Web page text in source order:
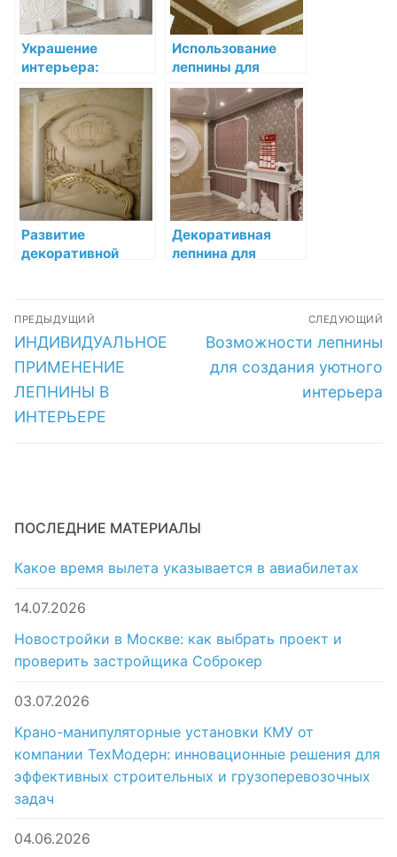
Украшение
интерьера:
Лепнина в стиле
барокко
Использование
лепнины для
создания
акцентных точек
Развитие
декоративной
Декоративная
лепнина для
Навигация
по
записям
ПРЕДЫДУЩИЙ
Предыдущая
запись:
ИНДИВИДУАЛЬНОЕ
ПРИМЕНЕНИЕ
ЛЕПНИНЫ В
ИНТЕРЬЕРЕ
СЛЕДУЮЩИЙ
Следующая
запись:
Возможности лепнины
для создания уютного
интерьера
ПОСЛЕДНИЕ МАТЕРИАЛЫ
Какое время вылета указывается в авиабилетах
14.07.2026
Новостройки в Москве: как выбрать проект и
проверить застройщика Соброкер
03.07.2026
Крано-манипуляторные установки КМУ от
компании ТехМодерн: инновационные решения для
эффективных строительных и грузоперевозочных
задач
04.06.2026